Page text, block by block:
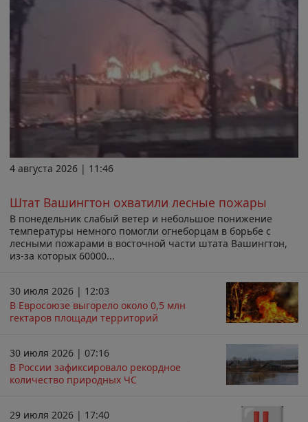
4 августа 2026 | 11:46
Штат Вашингтон охватили лесные пожары
В понедельник слабый ветер и небольшое понижение
температуры немного помогли огнеборцам в борьбе с
лесными пожарами в восточной части штата Вашингтон,
из-за которых 60000...
30 июля 2026 | 12:03
В Евросоюзе выгорело около 0,5 млн
гектаров площади территорий
30 июля 2026 | 07:16
В России зафиксировало рекордное
количество природных ЧС
29 июля 2026 | 17:40